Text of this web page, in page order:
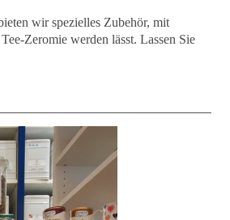
wir spezielles Zubehör, mit
Zeromie werden lässt. Lassen Sie